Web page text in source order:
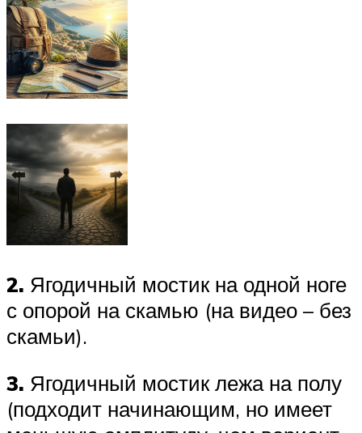
2. Ягодичный мостик на одной ноге
с опорой на скамью (на видео – без
скамьи).
3. Ягодичный мостик лежа на полу
(подходит начинающим, но имеет